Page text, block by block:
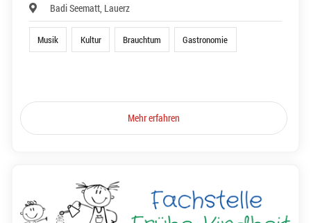
Badi Seematt, Lauerz
Musik Kultur Brauchtum Gastronomie
Mehr erfahren